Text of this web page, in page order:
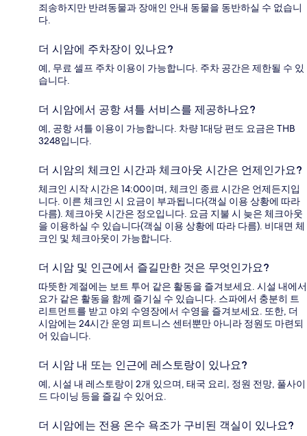
죄송하지만 반려동물과 장애인 안내 동물을 동반하실 수 없습니
다.
더 시암에 주차장이 있나요?
예, 무료 셀프 주차 이용이 가능합니다. 주차 공간은 제한될 수 있
습니다.
더 시암에서 공항 셔틀 서비스를 제공하나요?
예, 공항 셔틀 이용이 가능합니다. 차량 1대당 편도 요금은 THB
3248입니다.
더 시암의 체크인 시간과 체크아웃 시간은 언제인가요?
체크인 시작 시간은 14:00이며, 체크인 종료 시간은 언제든지입
니다. 이른 체크인 시 요금이 부과됩니다(객실 이용 상황에 따라
다름). 체크아웃 시간은 정오입니다. 요금 지불 시 늦은 체크아웃
을 이용하실 수 있습니다(객실 이용 상황에 따라 다름). 비대면 체
크인 및 체크아웃이 가능합니다.
더 시암 및 인근에서 즐길만한 것은 무엇인가요?
따뜻한 계절에는 보트 투어 같은 활동을 즐겨보세요. 시설 내에서
요가 같은 활동을 함께 즐기실 수 있습니다. 스파에서 충분히 트
리트먼트를 받고 야외 수영장에서 수영을 즐겨보세요. 또한, 더
시암에는 24시간 운영 피트니스 센터뿐만 아니라 정원도 마련되
어 있습니다.
더 시암 내 또는 인근에 레스토랑이 있나요?
예, 시설 내 레스토랑이 2개 있으며, 태국 요리, 정원 전망, 풀사이
드 다이닝 등을 즐길 수 있어요.
더 시암에는 전용 온수 욕조가 구비된 객실이 있나요?